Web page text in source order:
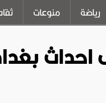
رياضة منوعات
احداث